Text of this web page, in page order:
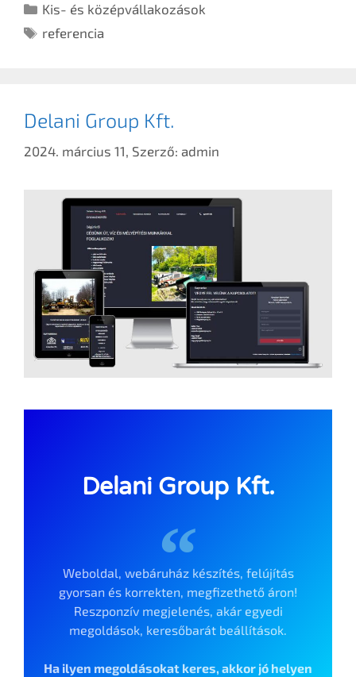
Kis- és középvállakozások
referencia
Delani Group Kft.
2024. március 11, Szerző: admin
Delani Group Kft.
Weboldal, webáruház készítés, felújítás
gyorsan és korrekten, megfizethető áron!
Reszponzív megjelenés, akár egyedi
megoldások, keresőbarát beállítások.
Ha ilyen megoldásokat keres, akkor jó helyen